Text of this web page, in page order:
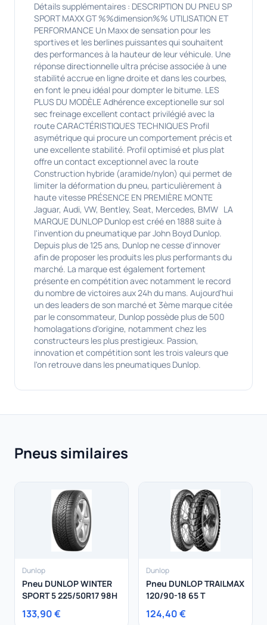
Détails supplémentaires : DESCRIPTION DU PNEU SP
SPORT MAXX GT %%dimension%% UTILISATION ET
PERFORMANCE Un Maxx de sensation pour les
sportives et les berlines puissantes qui souhaitent
des performances à la hauteur de leur véhicule. Une
réponse directionnelle ultra précise associée à une
stabilité accrue en ligne droite et dans les courbes,
en font le pneu idéal pour dompter le bitume. LES
PLUS DU MODÈLE Adhérence exceptionelle sur sol
sec freinage excellent contact privilégié avec la
route CARACTÉRISTIQUES TECHNIQUES Profil
asymétrique qui procure un comportement précis et
une excellente stabilité. Profil optimisé et plus plat
offre un contact exceptionnel avec la route
Construction hybride (aramide/nylon) qui permet de
limiter la déformation du pneu, particulièrement à
haute vitesse PRÉSENCE EN PREMIÈRE MONTE
Jaguar, Audi, VW, Bentley, Seat, Mercedes, BMW LA
MARQUE DUNLOP Dunlop est créé en 1888 suite à
l'invention du pneumatique par John Boyd Dunlop.
Depuis plus de 125 ans, Dunlop ne cesse d'innover
afin de proposer les produits les plus performants du
marché. La marque est également fortement
présente en compétition avec notamment le record
du nombre de victoires aux 24h du mans. Aujourd'hui
un des leaders de son marché et 3ème marque citée
par le consommateur, Dunlop possède plus de 500
homolagations d'origine, notamment chez les
constructeurs les plus prestigieux. Passion,
innovation et compétition sont les trois valeurs que
l'on retrouve dans les pneumatiques Dunlop.
Pneus similaires
Dunlop
Pneu DUNLOP WINTER
SPORT 5 225/50R17 98H
133,90 €
Dunlop
Pneu DUNLOP TRAILMAX
120/90-18 65 T
124,40 €